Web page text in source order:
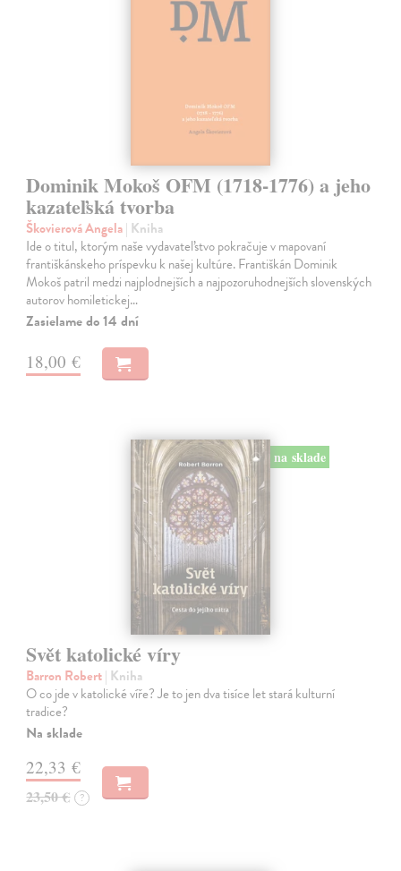
Dominik Mokoš OFM (1718-1776) a jeho
kazateľská tvorba
Škovierová Angela| Kniha
Ide o titul, ktorým naše vydavateľstvo pokračuje v mapovaní
františkánskeho príspevku k našej kultúre. Františkán Dominik
Mokoš patril medzi najplodnejších a najpozoruhodnejších slovenských
autorov homiletickej…
Zasielame do 14 dní
18,00 €
na sklade
Svět katolické víry
Barron Robert| Kniha
O co jde v katolické víře? Je to jen dva tisíce let stará kulturní
tradice?
Na sklade
22,33 €
23,50 € ?